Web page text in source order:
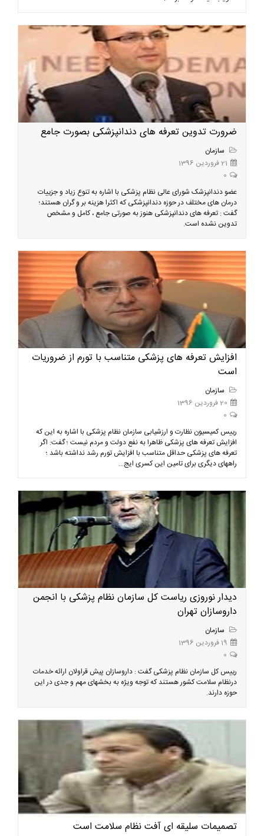
ضرورت تدوین تعرفه هاى دندانپزشكى بصورت جامع
سازمان
21 فروردین 1396
0
عضو دندانپزشک شورای عالی نظام پزشکی با اشاره به تنوع زیاد و جزییات
درمان های مختلف در حوزه دندانپزشکی که اکثرا هزینه بر و گران هستند؛
گفت : تعرفه های دندانپزشکی هنوز به صورتی جامع ، کامل و مشخص
تدوین نشده است.
افزایش تعرفه های پزشکی متناسب با تورم از ضروریات
است
سازمان
20 فروردین 1396
0
رییس کمیسیون نظارت و ارزشیابی سازمان نظام پزشکی با اشاره به این که
افزایش تعرفه های پزشکی ظاهرا به نفع دولت و مردم نیست ؛ گفت: اگر
تعرفه های پزشکی حداقل متناسب با افزایش تورم رشد نداشته باشد ؛
راههای دیگری برای تامین این کسری ایج...
دیدار نوروزی ریاست کل سازمان نظام پزشکی با انجمن
داروسازان تهران
سازمان
19 فروردین 1396
0
رییس کل سازمان نظام پزشکی گفت : داروسازان پیش قراولان ارائه خدمات
درنظام سلامت کشور هستند که توجه ویژه به بخشهای مهم و جدی در این
حوزه دارند.
تصمیمات سلیقه ای آفت نظام سلامت است